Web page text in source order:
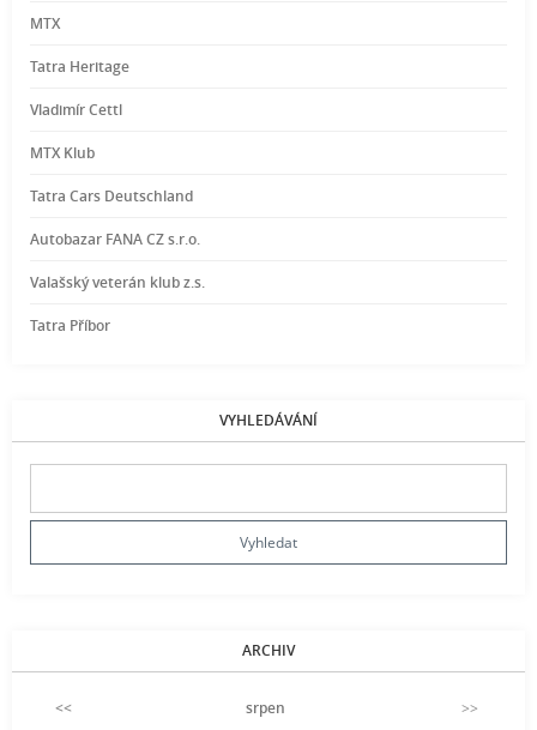
MTX
Tatra Heritage
Vladimír Cettl
MTX Klub
Tatra Cars Deutschland
Autobazar FANA CZ s.r.o.
Valašský veterán klub z.s.
Tatra Příbor
VYHLEDÁVÁNÍ
ARCHIV
<< srpen
>>